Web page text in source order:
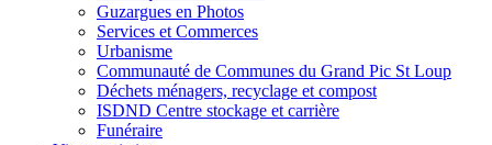
Guzargues en Photos
Services et Commerces
Urbanisme
Communauté de Communes du Grand Pic St Loup
Déchets ménagers, recyclage et compost
ISDND Centre stockage et carrière
Funéraire